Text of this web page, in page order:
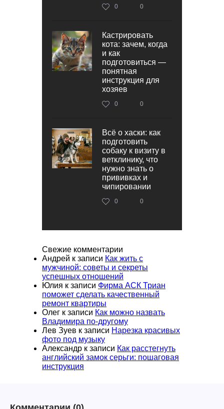
0 0
Кастрировать
кота: зачем, когда
и как
подготовиться —
понятная
инструкция для
хозяев
0 0
Всё о хаски: как
подготовить
собаку к визиту в
ветклинику, что
нужно знать о
прививках и
чипировании
0 0
Свежие комментарии
Андрей к записи Как жить с
мужчиной: советы и секреты
успешных отношений
Юлия к записи Фирма АСК Триан
поможет сделать качественный
ремонт квартиры
Олег к записи Как можно назвать
Владимира по-другому
Лев Зуев к записи Нарезка красивых
фото под музыку
Александр к записи Как расстегнуть
английский замок серьги: пошаговая
инструкция